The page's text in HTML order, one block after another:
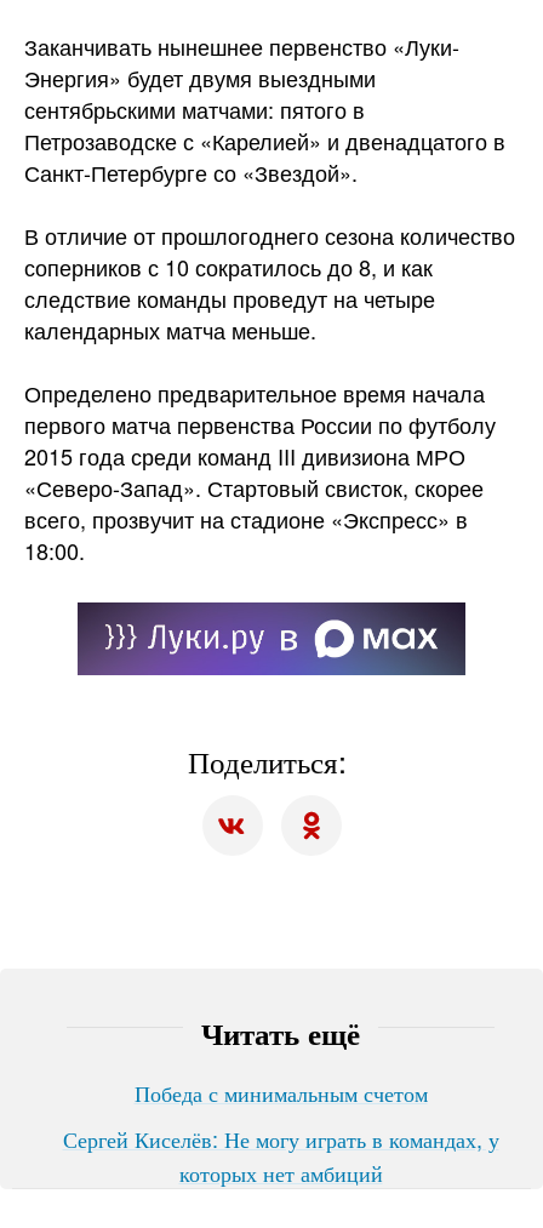
Заканчивать нынешнее первенство «Луки-
Энергия» будет двумя выездными
сентябрьскими матчами: пятого в
Петрозаводске с «Карелией» и двенадцатого в
Санкт-Петербурге со «Звездой».
В отличие от прошлогоднего сезона количество
соперников с 10 сократилось до 8, и как
следствие команды проведут на четыре
календарных матча меньше.
Определено предварительное время начала
первого матча первенства России по футболу
2015 года среди команд III дивизиона МРО
«Северо-Запад». Стартовый свисток, скорее
всего, прозвучит на стадионе «Экспресс» в
18:00.
Поделиться:
Читать ещё
Победа с минимальным счетом
Сергей Киселёв: Не могу играть в командах, у
которых нет амбиций